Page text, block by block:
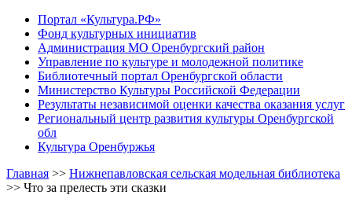
Портал «Культура.РФ»
Фонд культурных инициатив
Администрация МО Оренбургский район
Управление по культуре и молодежной политике
Библиотечный портал Оренбургской области
Министерство Культуры Российской Федерации
Результаты независимой оценки качества оказания услуг
Региональный центр развития культуры Оренбургской
обл
Культура Оренбуржья
Главная >> Нижнепавловская сельская модельная библиотека
>> Что за прелесть эти сказки